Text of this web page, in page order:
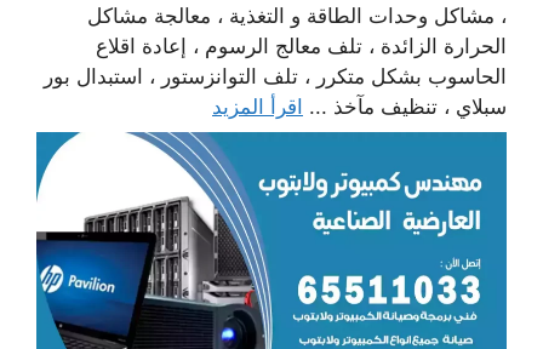
، مشاكل وحدات الطاقة و التغذية ، معالجة مشاكل
الحرارة الزائدة ، تلف معالج الرسوم ، إعادة اقلاع
الحاسوب بشكل متكرر ، تلف التوانزستور ، استبدال بور
سبلاي ، تنظيف مآخذ ... اقرأ المزيد